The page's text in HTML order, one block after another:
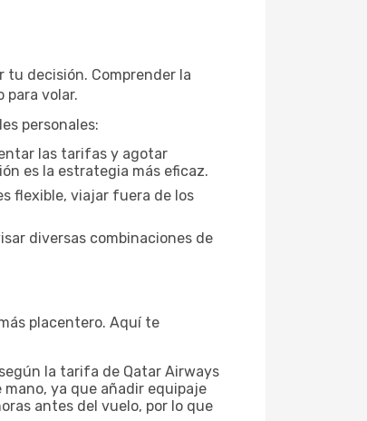
decisión. Comprender la
para volar.
personales:
las tarifas y agotar
es la estrategia más eficaz.
flexible, viajar fuera de los
diversas combinaciones de
placentero. Aquí te
la tarifa de Qatar Airways
ya que añadir equipaje
antes del vuelo, por lo que